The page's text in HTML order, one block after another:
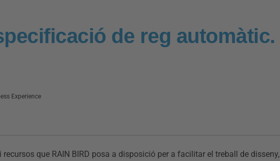
de reg automàtic.
Experience
que RAIN BIRD posa a disposició per a facilitar el treball de disseny,